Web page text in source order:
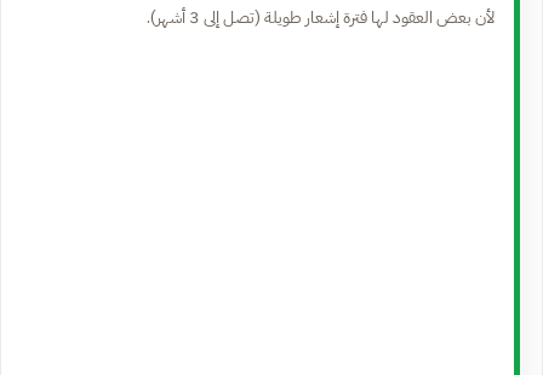
لأن بعض العقود لها فترة إشعار طويلة (تصل إلى 3 أشهر).